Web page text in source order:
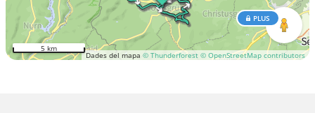
Dades del mapa © Thunderforest © OpenStreetMap contributors
PLUS
5 km